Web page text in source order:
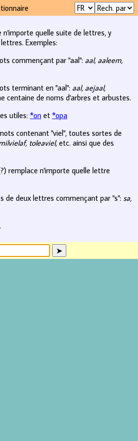
n'importe quelle suite de lettres, y
Exemples:
commençant par "aal": aal, aaleem,
terminant en "aal": aal, aejaal,
centaine de noms d'arbres et arbustes.
utiles: *on et *opa
contenant "viel", toutes sortes de
toleaviel, etc. ainsi que des
remplace n'importe quelle lettre
de deux lettres commençant par "s": sa,
.